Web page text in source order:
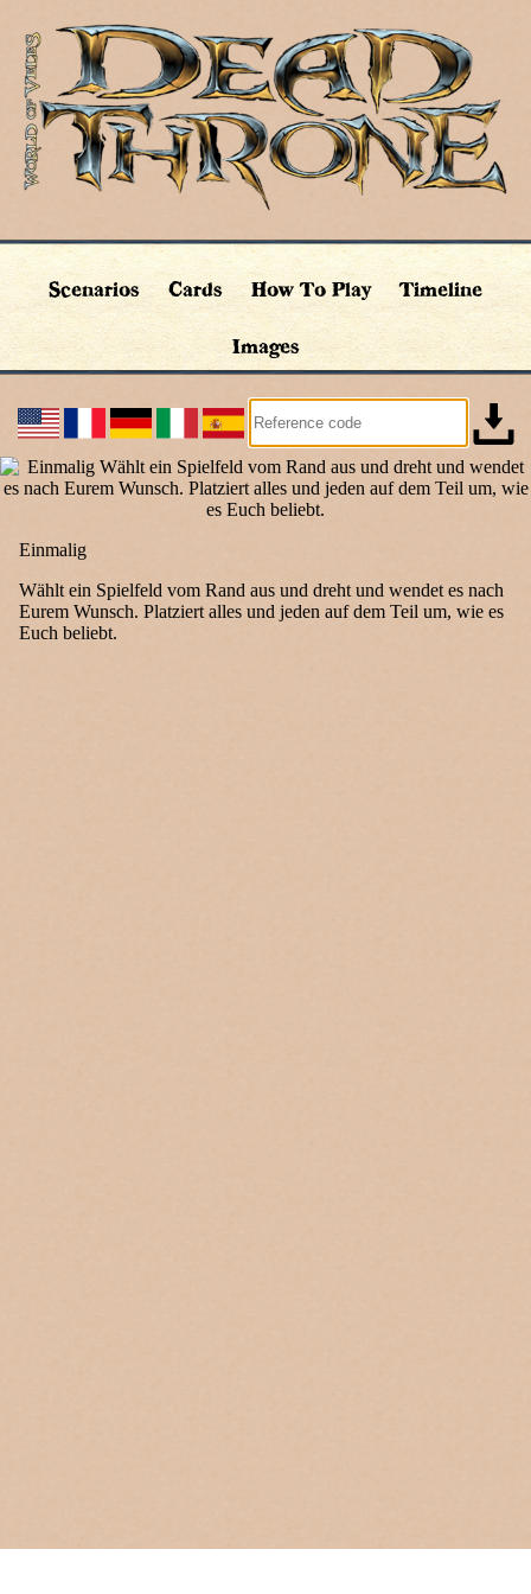
Scenarios Cards How To Play Timeline
Images
Einmalig
Wählt ein Spielfeld vom Rand aus und dreht und wendet es nach
Eurem Wunsch. Platziert alles und jeden auf dem Teil um, wie es
Euch beliebt.